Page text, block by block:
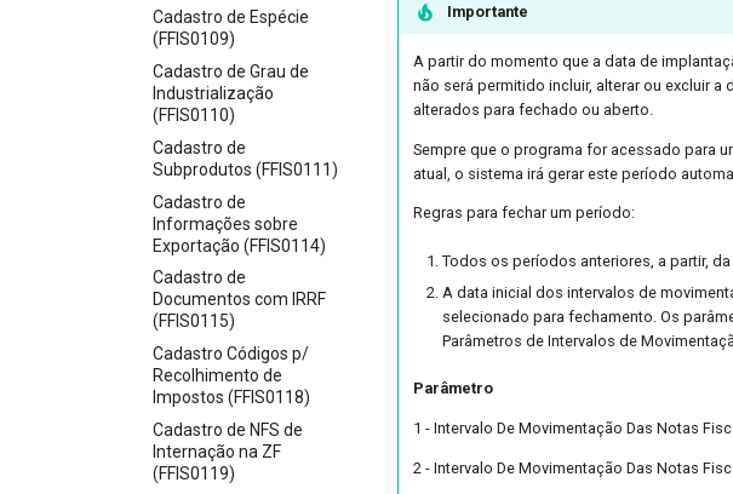
Cadastro de Espécie
(FFIS0109)
Cadastro de Grau de
Industrialização
(FFIS0110)
Cadastro de
Subprodutos (FFIS0111)
Cadastro de
Informações sobre
Exportação (FFIS0114)
Cadastro de
Documentos com IRRF
(FFIS0115)
Cadastro Códigos p/
Recolhimento de
Impostos (FFIS0118)
Cadastro de NFS de
Internação na ZF
(FFIS0119)
Importante
A partir do momento que a data de
não será permitido incluir, alterar ou excluir
alterados para fechado ou aberto.
Sempre que o programa for acessado para
atual, o sistema irá gerar este período
Regras para fechar um período:
Todos os períodos anteriores, a partir,
A data inicial dos intervalos de
selecionado para fechamento. Os
Parâmetros de Intervalos de
Parâmetro
1 - Intervalo De Movimentação Das Notas
2 - Intervalo De Movimentação Das Notas